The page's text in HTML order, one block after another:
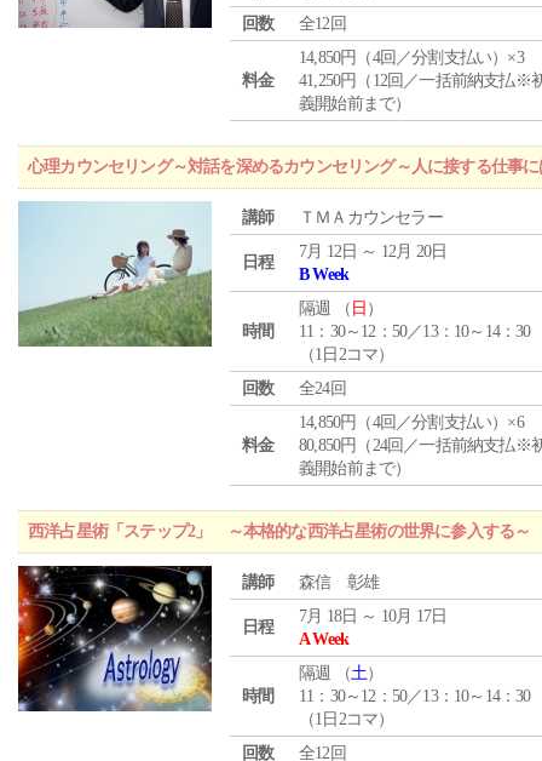
回数
全12回
料金
14,850円（4回／分割支払い）×3
41,250円（12回／一括前納支払※
義開始前まで）
心理カウンセリング～対話を深めるカウンセリング～人に接する仕事
講師 ＴＭＡカウンセラー
日程
7月 12日 ～ 12月 20日
B Week
時間
隔週 （ 日 ）
11：30～12：50／13：10～14：30
（1日2コマ）
回数
全24回
料金
14,850円（4回／分割支払い）×6
80,850円（24回／一括前納支払※
義開始前まで）
西洋占星術「ステップ2」 ～本格的な西洋占星術の世界に参入する～
講師 森信 彰雄
日程
7月 18日 ～ 10月 17日
A Week
時間
隔週 （土）
11：30～12：50／13：10～14：30
（1日2コマ）
回数
全12回